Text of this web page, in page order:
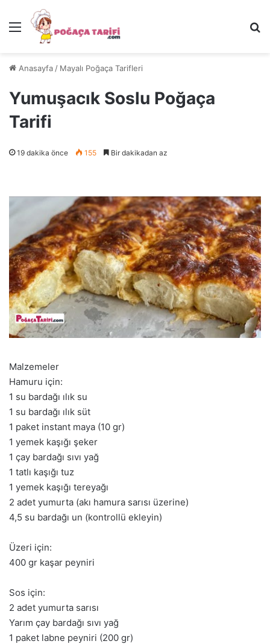
Menü
Anasayfa / Mayalı Poğaça Tarifleri
Yumuşacık Soslu Poğaça
Tarifi
19 dakika önce 155 Bir dakikadan az
Malzemeler
Hamuru için:
1 su bardağı ılık su
1 su bardağı ılık süt
1 paket instant maya (10 gr)
1 yemek kaşığı şeker
1 çay bardağı sıvı yağ
1 tatlı kaşığı tuz
1 yemek kaşığı tereyağı
2 adet yumurta (akı hamura sarısı üzerine)
4,5 su bardağı un (kontrollü ekleyin)
Üzeri için:
400 gr kaşar peyniri
Sos için:
2 adet yumurta sarısı
Yarım çay bardağı sıvı yağ
1 paket labne peyniri (200 gr)